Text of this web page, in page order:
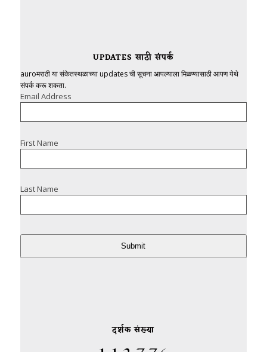
UPDATES साठी संपर्क
auroमराठी या संकेतस्थळाच्या updates ची सूचना आपल्याला मिळण्यासाठी आपण येथे
संपर्क करू शकता.
Email Address
First Name
Last Name
Submit
दर्शक संख्या